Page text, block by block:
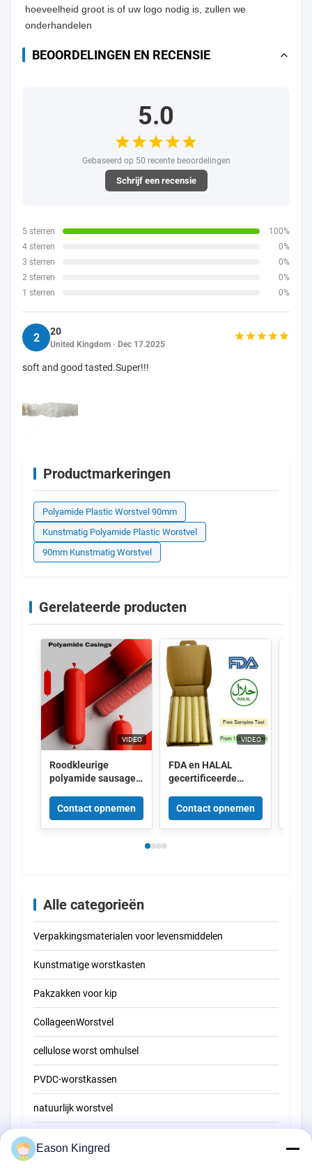
hoeveelheid groot is of uw logo nodig is, zullen we
onderhandelen
BEOORDELINGEN EN RECENSIE
5.0
Gebaseerd op 50 recente beoordelingen
Schrijf een recensie
5 sterren
100%
4 sterren
0%
3 sterren
0%
2 sterren
0%
1 sterren
0%
2 20
United Kingdom · Dec 17.2025
soft and good tasted.Super!!!
Productmarkeringen
Polyamide Plastic Worstvel 90mm
Kunstmatig Polyamide Plastic Worstvel
90mm Kunstmatig Worstvel
Gerelateerde producten
VIDEO
Roodkleurige
polyamide sausage
nylon behuizingen
met 5 lagen co-
extrusie voor vlees
Contact opnemen
VIDEO
FDA en HALAL
gecertificeerde
behuizingen met 15
meter/streng lengte
en superieure
Contact opnemen
Alle categorieën
Verpakkingsmaterialen voor levensmiddelen
Kunstmatige worstkasten
Pakzakken voor kip
CollageenWorstvel
cellulose worst omhulsel
PVDC-worstkassen
natuurlijk worstvel
Eason Kingred